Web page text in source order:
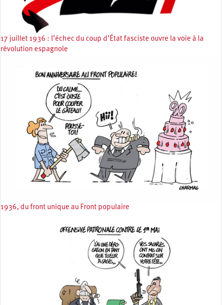
17 juillet 1936 : l’échec du coup d’État fasciste ouvre la voie à la
révolution espagnole
1936, du front unique au Front populaire